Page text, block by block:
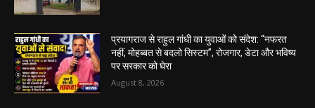
प्रयागराज से राहुल गांधी का युवाओं को संदेश: “नफरत
नहीं, मोहब्बत से बदलो सिस्टम”, रोजगार, डेटा और भविष्य
पर सरकार को घेरा
August 8, 2026